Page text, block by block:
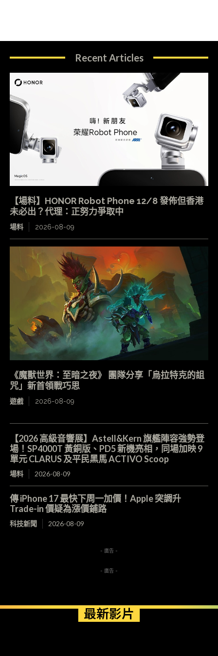
Recent Articles
【場料】HONOR Robot Phone 12/8 發佈但香港
未必出？代理：正努力爭取中
場料 2026-08-09
《魔獸世界：至暗之夜》 團隊分享「烏拉特克的詛
咒」新首領戰巧思
遊戲 2026-08-09
【2026 高級音響展】Astell&Kern 旗艦陣容強勢登
場！SP4000T 黃銅版、PD5 新機亮相，同場加映 9
單元 CLARUS 及平民黑馬 ACTIVO Scoop
場料 2026-08-09
傳 iPhone 17 最快下周一加價！Apple 突調升
Trade-in 價疑為漲價鋪路
科技新聞 2026-08-09
- 廣告 -
- 廣告 -
最新影片